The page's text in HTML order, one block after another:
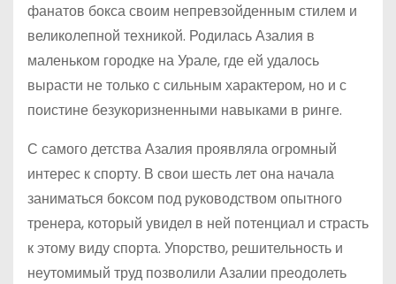
фанатов бокса своим непревзойденным стилем и
великолепной техникой. Родилась Азалия в
маленьком городке на Урале, где ей удалось
вырасти не только с сильным характером, но и с
поистине безукоризненными навыками в ринге.
С самого детства Азалия проявляла огромный
интерес к спорту. В свои шесть лет она начала
заниматься боксом под руководством опытного
тренера, который увидел в ней потенциал и страсть
к этому виду спорта. Упорство, решительность и
неутомимый труд позволили Азалии преодолеть